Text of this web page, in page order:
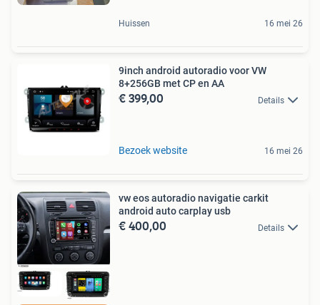
Huissen 16 mei 26
9inch android autoradio voor VW
8+256GB met CP en AA
€ 399,00 Details
Bezoek website 16 mei 26
vw eos autoradio navigatie carkit
android auto carplay usb
€ 400,00 Details